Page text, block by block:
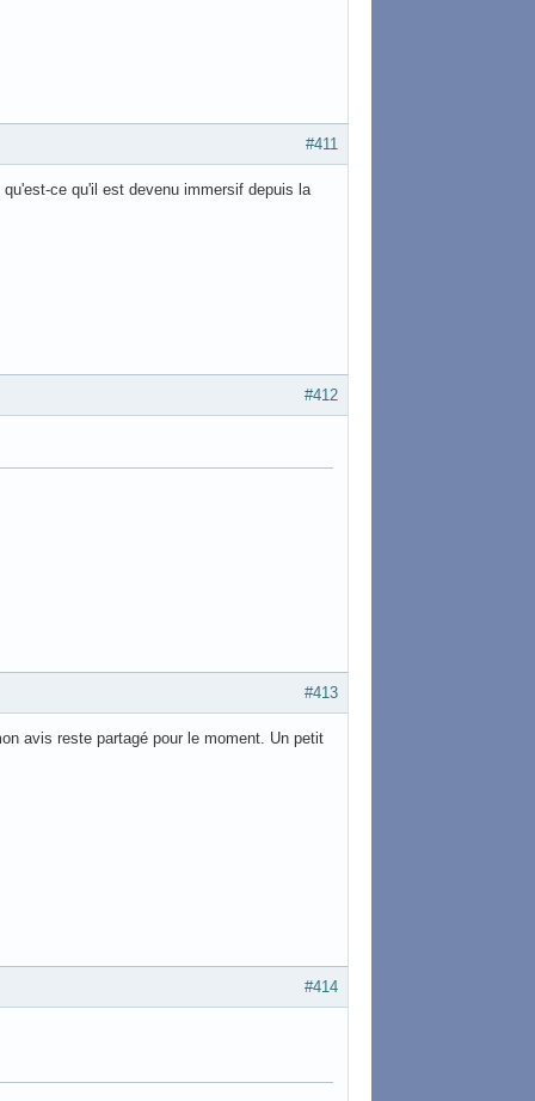
#411
ce qu'il est devenu immersif depuis la
#412
#413
avis reste partagé pour le moment. Un petit
#414